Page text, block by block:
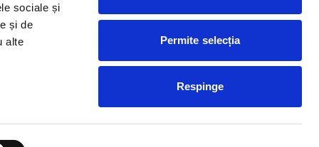
sociale și
și de
alte
Permite selecția
Respinge
Duplicare bilete